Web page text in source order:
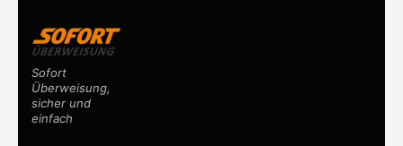
Sofort
Überweisung,
sicher und
einfach